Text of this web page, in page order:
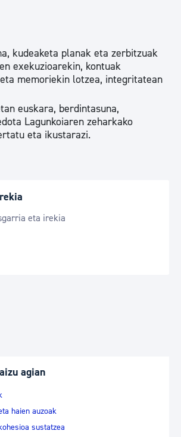
kudeaketa planak eta zerbitzuak
exekuzioarekin, kontuak
memoriekin lotzea, integritatean
euskara, berdintasuna,
Lagunkoiaren zeharkako
eta ikustarazi.
eta irekia
agian
haien auzoak
sustatzea